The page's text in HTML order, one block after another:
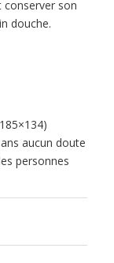
conserver son
douche.
aucun doute
personnes